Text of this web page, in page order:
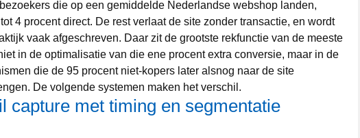
die op een gemiddelde Nederlandse webshop landen,
4 procent direct. De rest verlaat de site zonder transactie, en wordt
vaak afgeschreven. Daar zit de grootste rekfunctie van de meeste
in de optimalisatie van die ene procent extra conversie, maar in de
die de 95 procent niet-kopers later alsnog naar de site
De volgende systemen maken het verschil.
capture met timing en segmentatie